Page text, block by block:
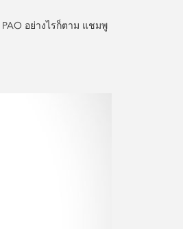
อย่างไรก็ตาม แชมพู